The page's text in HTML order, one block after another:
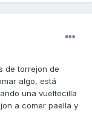
de torrejon de
algo, está
una vueltecilla
a comer paella y